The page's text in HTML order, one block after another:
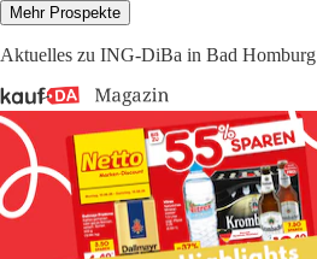
Mehr Prospekte
Aktuelles zu ING-DiBa in Bad Homburg